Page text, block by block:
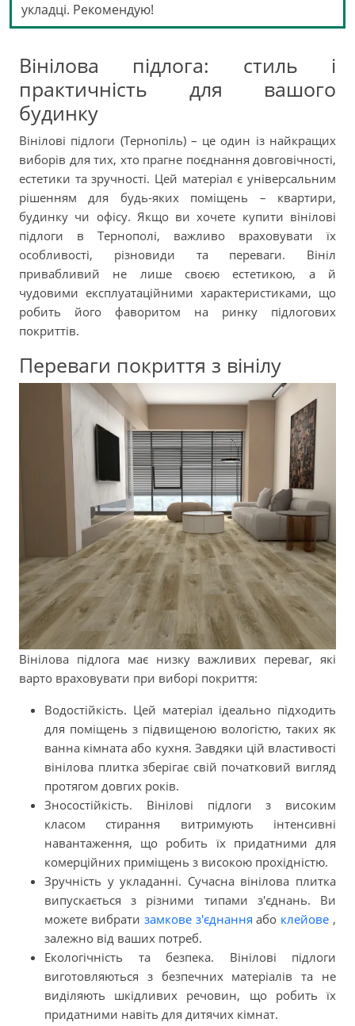
укладці. Рекомендую!
Вінілова підлога: стиль і
практичність для вашого
будинку
Вінілові підлоги (Тернопіль) – це один із найкращих
виборів для тих, хто прагне поєднання довговічності,
естетики та зручності. Цей матеріал є універсальним
рішенням для будь-яких поміщень – квартири,
будинку чи офісу. Якщо ви хочете купити вінілові
підлоги в Тернополі, важливо враховувати їх
особливості, різновиди та переваги. Вініл
привабливий не лише своєю естетикою, а й
чудовими експлуатаційними характеристиками, що
робить його фаворитом на ринку підлогових
покриттів.
Переваги покриття з вінілу
Вінілова підлога має низку важливих переваг, які
варто враховувати при виборі покриття:
Водостійкість. Цей матеріал ідеально підходить
для поміщень з підвищеною вологістю, таких як
ванна кімната або кухня. Завдяки цій властивості
вінілова плитка зберігає свій початковий вигляд
протягом довгих років.
Зносостійкість. Вінілові підлоги з високим
класом стирання витримують інтенсивні
навантаження, що робить їх придатними для
комерційних приміщень з високою прохідністю.
Зручність у укладанні. Сучасна вінілова плитка
випускається з різними типами з'єднань. Ви
можете вибрати замкове з'єднання або клейове ,
залежно від ваших потреб.
Екологічність та безпека. Вінілові підлоги
виготовляються з безпечних матеріалів та не
виділяють шкідливих речовин, що робить їх
придатними навіть для дитячих кімнат.